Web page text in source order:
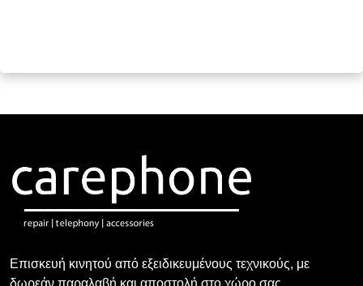
Επισκευή κινητού από εξειδικευμένους τεχνικούς, με